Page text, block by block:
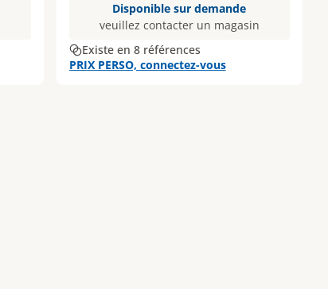
Disponible sur demande
veuillez contacter un magasin
Existe en 8 références
PRIX PERSO, connectez-vous